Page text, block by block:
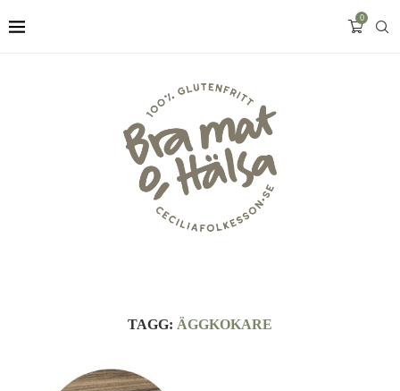
0
TAGG: ÄGGKOKARE